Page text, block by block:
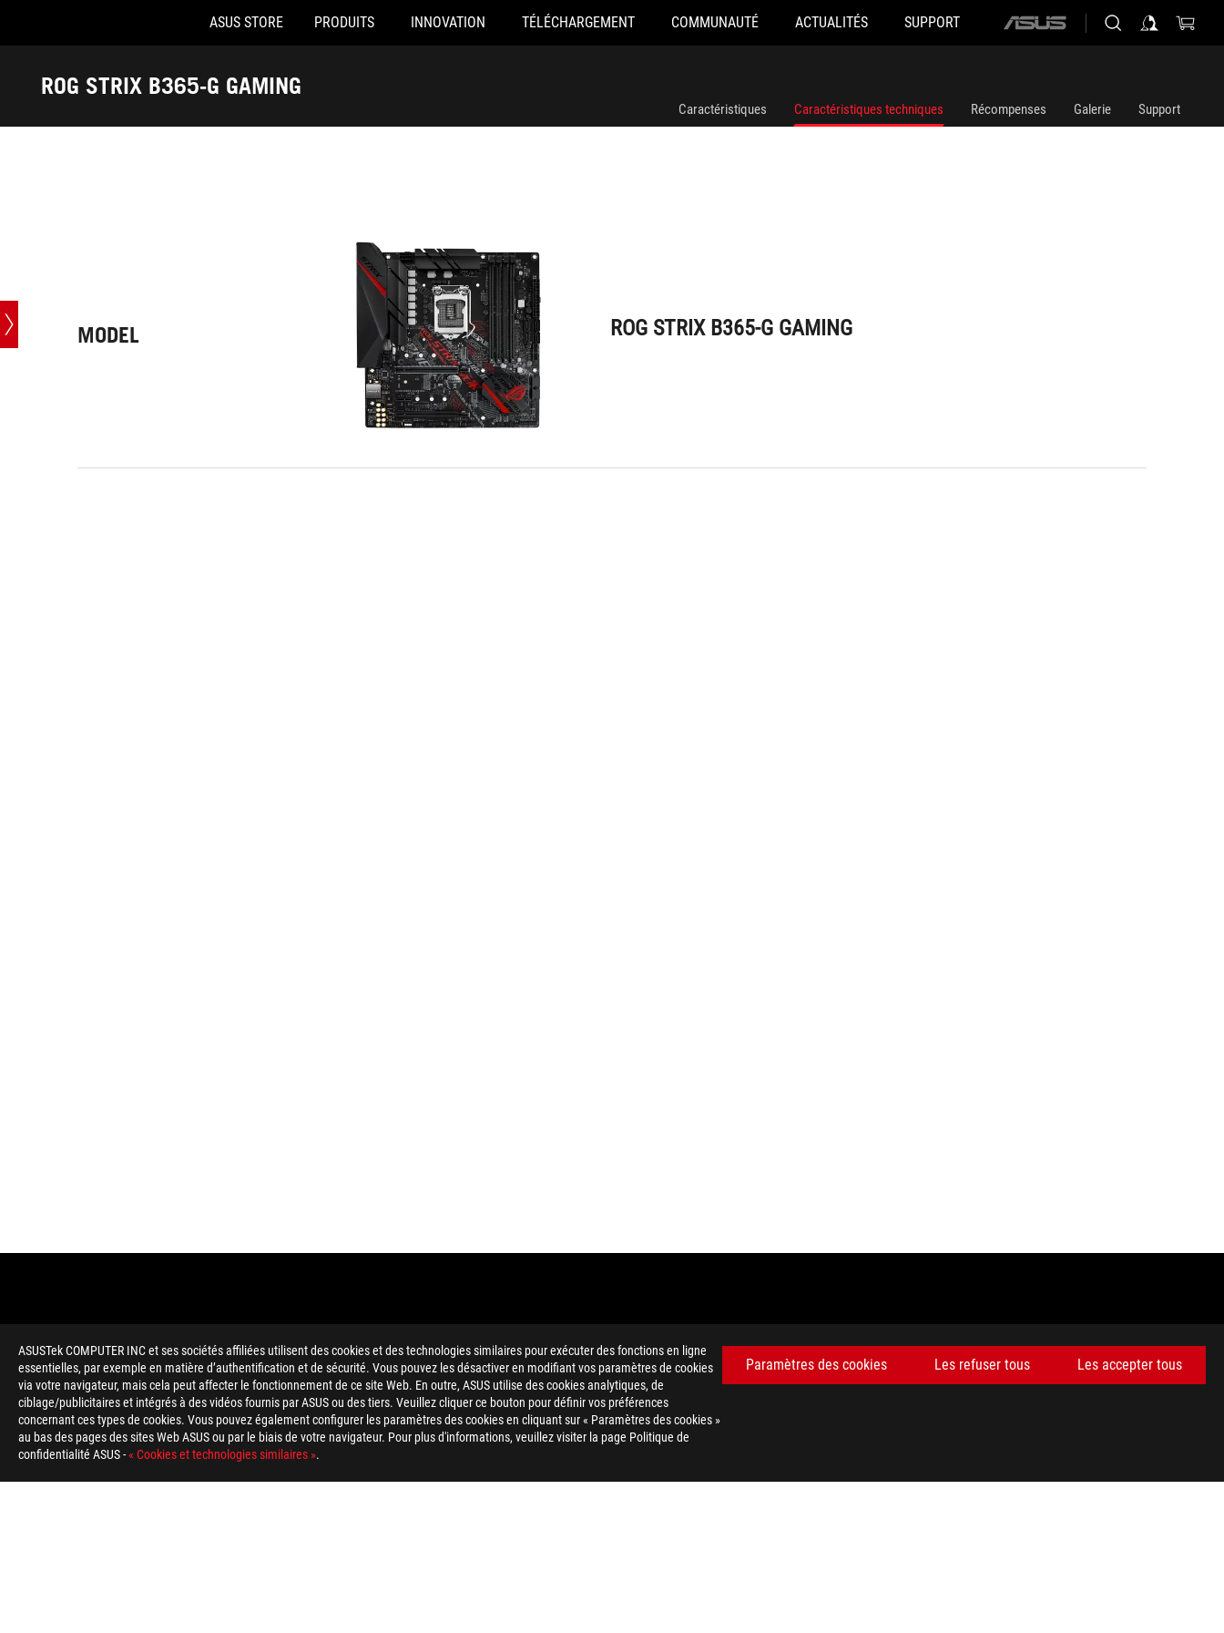
ASUSTek COMPUTER INC et ses sociétés affiliées utilisent des cookies et des technologies similaires pour exécuter des fonctions en ligne
essentielles, par exemple en matière d’authentification et de sécurité. Vous pouvez les désactiver en modifiant vos paramètres de cookies
via votre navigateur, mais cela peut affecter le fonctionnement de ce site Web. En outre, ASUS utilise des cookies analytiques, de
ciblage/publicitaires et intégrés à des vidéos fournis par ASUS ou des tiers. Veuillez cliquer ce bouton pour définir vos préférences
concernant ces types de cookies. Vous pouvez également configurer les paramètres des cookies en cliquant sur « Paramètres des cookies »
au bas des pages des sites Web ASUS ou par le biais de votre navigateur. Pour plus d'informations, veuillez visiter la page Politique de
confidentialité ASUS -« Cookies et technologies similaires ».
Paramètres des cookies Les refuser tous Les accepter tous
Accessibility links
ASUS STORE PRODUITS INNOVATION TÉLÉCHARGEMENT COMMUNAUTÉ ACTUALITÉS SUPPORT
ASUS
ROG STRIX B365-G GAMING
Caractéristiques
Caractéristiques Caractéristiques techniques Récompenses Galerie Support
MODEL ROG STRIX B365-G GAMING
ROG STRIX B365-G GAMING
Disclaimer
Cartes mères
Les termes HDMI, interface multimédia haute définition HDMI et habillage commercial HDMI, et les logos HDMI sont des marques commerciales et des marques déposées de HDMI Licensing
Administrator, Inc.
Le prix ASUS Store affiché est donné à titre indicatif et dépend des options sélectionnées et disponibles. Veuillez noter que les caractéristiques du produit et les accessoires présentés peuvent varier